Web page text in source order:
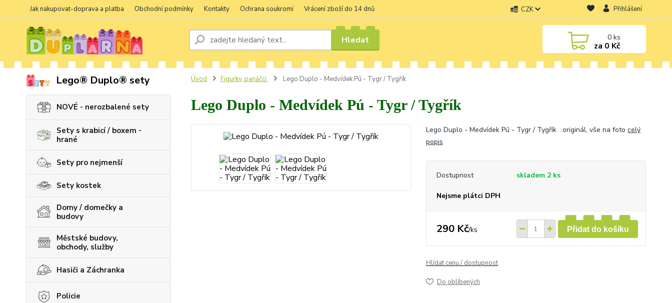
Jak nakupovat-doprava a platba Obchodní podmínky Kontakty Ochrana soukromí Vrácení zboží do 14 dnů CZK Přihlášení
Hledat 0ks
za 0 Kč
Lego® Duplo® sety
NOVÉ - nerozbalené sety
Sety s krabicí / boxem -
hrané
Sety pro nejmenší
Sety kostek
Domy / domečky a
budovy
Městské budovy,
obchody, služby
Hasiči a Záchranka
Policie
Úvod Figurky, panáčci Lego Duplo - Medvídek Pú - Tygr / Tygřík
Lego Duplo - Medvídek Pú - Tygr / Tygřík
Lego Duplo - Medvídek Pú - Tygr / Tygřík originál, vše na foto celý
popis
Dostupnost skladem 2 ks
Nejsme plátci DPH
290 Kč/ks Přidat do košíku
Hlídat cenu / dostupnost
Do oblíbených